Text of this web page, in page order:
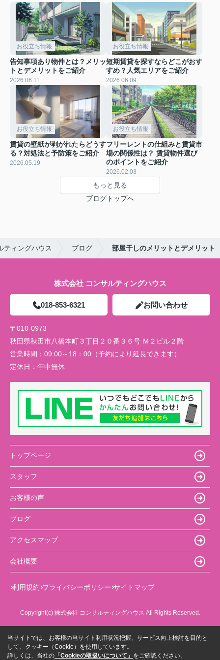
お役立ち情報
告知事項あり物件とは？メリッ
トとデメリットをご紹介
2026.06.11
お役立ち情報
短期賃貸を探すならどこがおす
すめ？人気エリアをご紹介
2026.06.09
お役立ち情報
賃貸の壁紙が剥がれたらどうす
る？対処法と予防策をご紹介
2026.05.19
お役立ち情報
フリーレントの仕組みと賃貸市
場の関係性は？ 賃貸物件選び
のポイントをご紹介
2026.02.03
もっと見る
ブログトップへ
ティングハウス ブログ 部屋干しのメリットとデメリット
株式会社 コンサルティングハウス
018-853-6321 お問い合わせ
〒010-0973
秋田県秋田市八橋本町３丁目２０番３６号 Ｍ２ビル２階
営業時間： 09:00～18：00（予約により延長できます）
定休日： 年中無休
トップページ
スタッフ
お客様の声
ブログ
アクセスマップ
会社概要
利用規約 プライバシーポリシー サイトマップ
Copyright(c) 株式会社 コンサルティングハウス All Rights Reserved.
当サイトでは、お客様の当サイト利用状況把握、サービス向上検討を目的と
して、クッキー（Cookie）を使用しています。
詳しくは、当社の 「Cookieの取扱いについて」 をご確認ください。